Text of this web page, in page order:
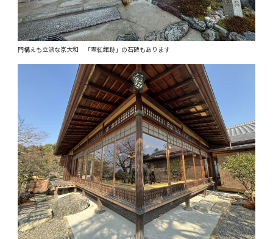
門構えも立派な京大和 「翠紅館跡」の石碑もあります